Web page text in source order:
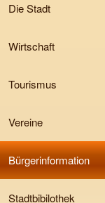
Die Stadt
Wirtschaft
Tourismus
Vereine
Bürgerinformation
Stadtbibilothek